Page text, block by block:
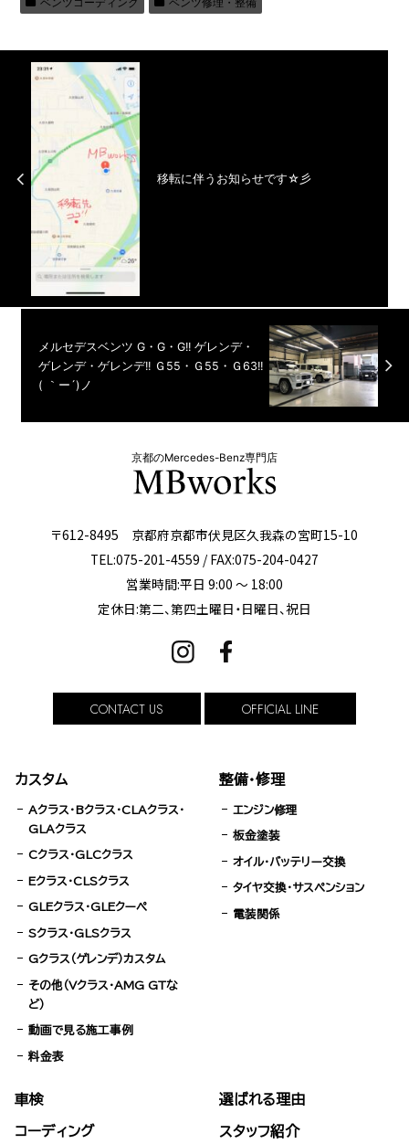
移転に伴うお知らせです☆彡
メルセデスベンツ G・G・G!! ゲレンデ・
ゲレンデ・ゲレンデ!! Ｇ55・Ｇ55・Ｇ63!!
( ｀ー´)ノ
京都のMercedes-Benz専門店
〒612-8495 京都府京都市伏見区久我森の宮町15-10
TEL:075-201-4559 / FAX:075-204-0427
営業時間:平日 9:00 ～ 18:00
定休日:第二、第四土曜日・日曜日、祝日
CONTACT US OFFICIAL LINE
カスタム
Aクラス・Bクラス・CLAクラス・
GLAクラス
Cクラス・GLCクラス
Eクラス・CLSクラス
GLEクラス・GLEクーペ
Sクラス・GLSクラス
Gクラス（ゲレンデ）カスタム
その他（Vクラス・AMG GTな
ど）
動画で見る施工事例
料金表
整備・修理
エンジン修理
板金塗装
オイル・バッテリー交換
タイヤ交換・サスペンション
電装関係
車検
コーディング
選ばれる理由
スタッフ紹介